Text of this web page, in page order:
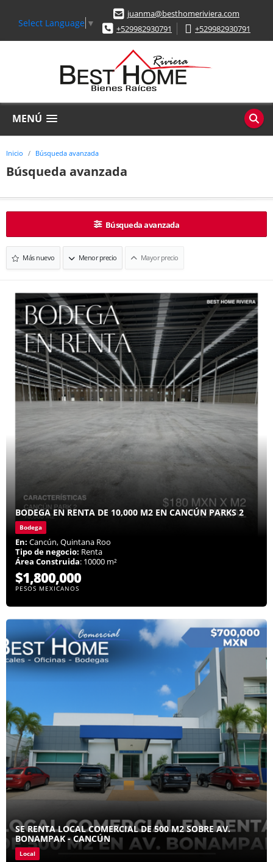
Select Language ▼
juanma@besthomeriviera.com
+529982930791
+529982930791
MENÚ
Inicio Búsqueda avanzada
Búsqueda avanzada
Búsqueda avanzada
Más nuevo Menor precio Mayor precio
BODEGA EN RENTA DE 10,000 M2 EN CANCÚN PARKS 2
Bodega
En: Cancún, Quintana Roo
Tipo de negocio: Renta
Área Construida: 10000 m²
$1,800,000
PESOS MEXICANOS
SE RENTA LOCAL COMERCIAL DE 500 M2 SOBRE AV.
BONAMPAK - CANCÚN
Local